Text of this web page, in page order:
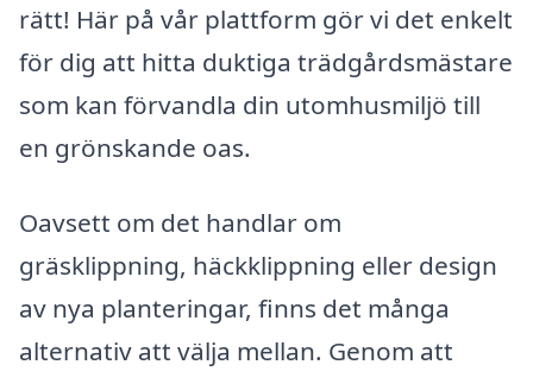
rätt! Här på vår plattform gör vi det enkelt
för dig att hitta duktiga trädgårdsmästare
som kan förvandla din utomhusmiljö till
en grönskande oas.
Oavsett om det handlar om
gräsklippning, häckklippning eller design
av nya planteringar, finns det många
alternativ att välja mellan. Genom att